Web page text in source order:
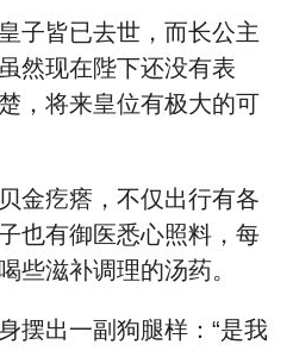
子皆已去世，而长公主
然现在陛下还没有表
，将来皇位有极大的可
金疙瘩，不仅出行有各
也有御医悉心照料，每
些滋补调理的汤药。
摆出一副狗腿样：“是我